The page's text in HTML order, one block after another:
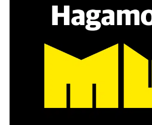
es a través del interrogante, que
pregunta», comparte Gonzalo, de 41